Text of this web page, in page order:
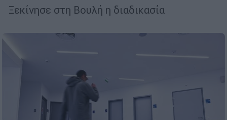
Ξεκίνησε στη Βουλή η διαδικασία